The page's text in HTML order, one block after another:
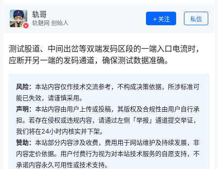
轨哥
轨魅网 创始人
关注 私信
测试股道、中间出岔等双端发码区段的一端入口电流时，
应断开另一端的发码通道，确保测试数据准确。
风险： 本站内容仅作技术交流参考，不构成决策依据，所涉标准可
能已失效，请谨慎采用。
声明： 本站内容由用户上传或投稿，其版权及合规性由用户自行承
担。若存在侵权或违规内容，请通过左侧「举报」通道提交举证，
我们将在24小时内核实并下架。
赞助： 本站部分内容涉及收费，费用用于网站维护及持续发展，非
内容定价依据。用户付费行为视为对本站技术服务的自愿支持，不
承诺内容永久可用性或技术支持。